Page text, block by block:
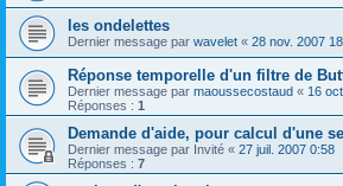
les ondelettes
Dernier message par wavelet « 28 nov. 2007
Réponse temporelle d'un filtre de
Dernier message par maoussecostaud « 16
Réponses : 1
Demande d'aide, pour calcul d'une
Dernier message par Invité « 27 juil. 2007 0:58
Réponses : 7